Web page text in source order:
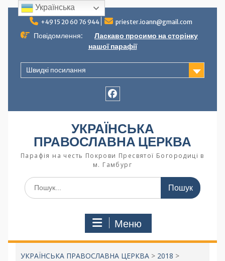
+49 15 20 60 76 944 priester.ioann@gmail.com
Повідомлення:
Ласкаво просимо на сторінку
нашої парафії
Швидкі посилання
УКРАЇНСЬКА
ПРАВОСЛАВНА ЦЕРКВА
Парафія на честь Покрови Пресвятої Богородиці в
м. Гамбург
Меню
УКРАЇНСЬКА ПРАВОСЛАВНА ЦЕРКВА> 2018 >
Українська